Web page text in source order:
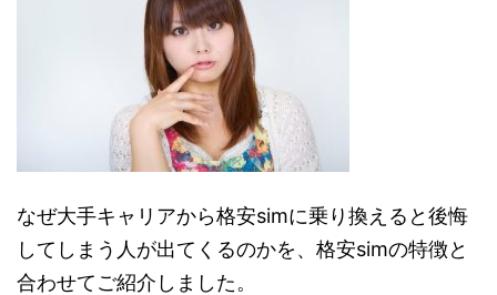
なぜ大手キャリアから格安simに乗り換えると後悔
してしまう人が出てくるのかを、格安simの特徴と
合わせてご紹介しました。